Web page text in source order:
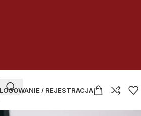
LOGOWANIE / REJESTRACJA